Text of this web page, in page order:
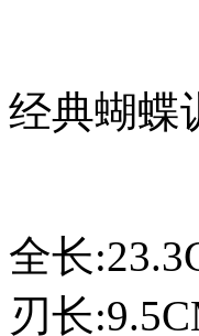
经典蝴蝶
全长
刃长